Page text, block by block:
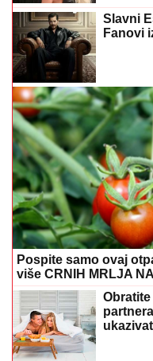
Slavni
Fanovi
Pospite samo ovaj
više CRNIH MRLJA